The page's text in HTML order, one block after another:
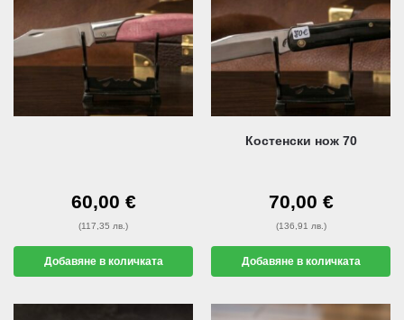
60,00 €
(117,35 лв.)
Добавяне в количката
Костенски нож 70
70,00 €
(136,91 лв.)
Добавяне в количката